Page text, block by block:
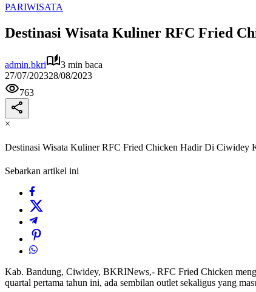
PARIWISATA
Destinasi Wisata Kuliner RFC Fried
admin.bkri
3 min baca
27/07/202328/08/2023
763
×
Destinasi Wisata Kuliner RFC Fried Chicken Hadir Di Ciwidey
Sebarkan artikel ini
Kab. Bandung, Ciwidey, BKRINews,- RFC Fried Chicken
quartal pertama tahun ini, ada sembilan outlet sekaligus yang